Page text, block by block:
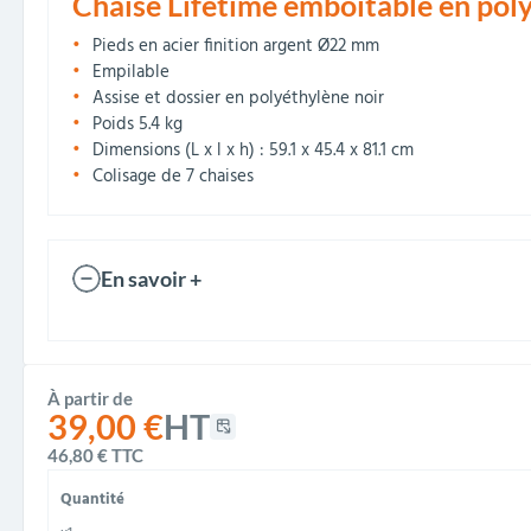
À partir de
39,00 €HT
46,80 €TTC
Quantité
Pieds en acier finition argent Ø22 mm
Empilable
Assise et dossier en polyéthylène noir
Poids 5.4 kg
Dimensions (L x l x h) : 59.1 x 45.4 x 81.1 cm
Colisage de 7 chaises
En savoir +